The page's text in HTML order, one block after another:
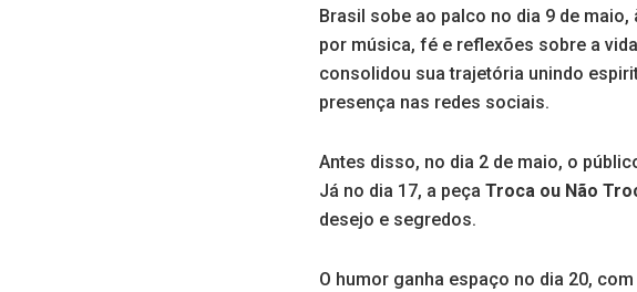
Brasil sobe ao palco no dia 9 de
por música, fé e reflexões sobre a
consolidou sua trajetória unindo
presença nas redes sociais.
Antes disso, no dia 2 de maio, o
Já no dia 17, a peça Troca ou Não
desejo e segredos.
O humor ganha espaço no dia 20,